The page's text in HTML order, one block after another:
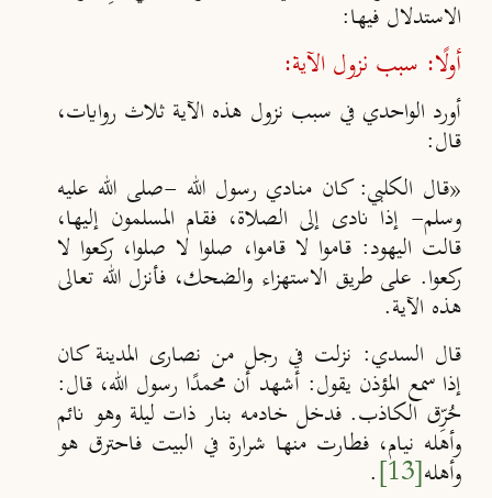
الاستدلال فيها:
أولًا: سبب نزول الآية:
أورد الواحدي في سبب نزول هذه الآية ثلاث روايات،
قال:
«قال الكلبي: كان منادي رسول الله -صلى الله عليه
وسلم- إذا نادى إلى الصلاة، فقام المسلمون إليها،
قالت اليهود: قاموا لا قاموا، صلوا لا صلوا، ركعوا لا
ركعوا. على طريق الاستهزاء والضحك، فأنزل الله تعالى
هذه الآية.
قال السدي: نزلت في رجل من نصارى المدينة كان
إذا سمع المؤذن يقول: أشهد أن محمدًا رسول الله، قال:
حُرِّق الكاذب. فدخل خادمه بنار ذات ليلة وهو نائم
وأهله نيام، فطارت منها شرارة في البيت فاحترق هو
وأهله[13]
.